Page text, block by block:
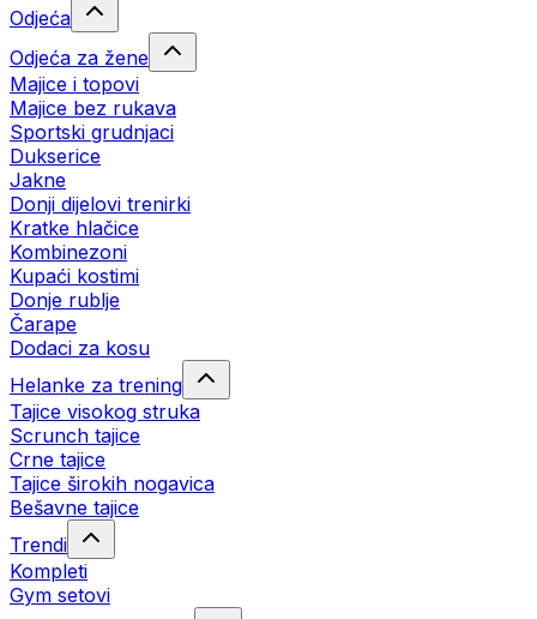
Odjeća
Odjeća za žene
Majice i topovi
Majice bez rukava
Sportski grudnjaci
Dukserice
Jakne
Donji dijelovi trenirki
Kratke hlačice
Kombinezoni
Kupaći kostimi
Donje rublje
Čarape
Dodaci za kosu
Helanke za trening
Tajice visokog struka
Scrunch tajice
Crne tajice
Tajice širokih nogavica
Bešavne tajice
Trendi
Kompleti
Gym setovi